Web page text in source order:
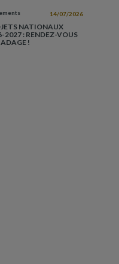
14/07/2026
NATIONAUX
2027 : RENDEZ-VOUS
ADAGE !